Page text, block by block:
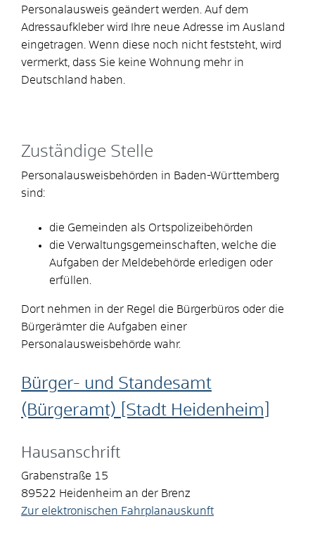
Personalausweis geändert werden. Auf dem
Adressaufkleber wird Ihre neue Adresse im Ausland
eingetragen Wenn diese noch nicht feststeht, wird
vermerkt, dass Sie keine Wohnung mehr in
Deutschland haben.
Zuständige Stelle
Personalausweisbehörden in Baden-Württemberg
sind:
die Gemeinden als Ortspolizeibehörden
die Verwaltungsgemeinschaften, welche die
Aufgaben der Meldebehörde erledigen oder
erfüllen.
Dort nehmen in der Regel die Bürgerbüros oder die
Bürgerämter die Aufgaben einer
Personalausweisbehörde wahr.
Bürger- und Standesamt
(Bürgeramt) [Stadt Heidenheim]
Hausanschrift
Grabenstraße 15
89522 Heidenheim an der Brenz
Zur elektronischen Fahrplanauskunft